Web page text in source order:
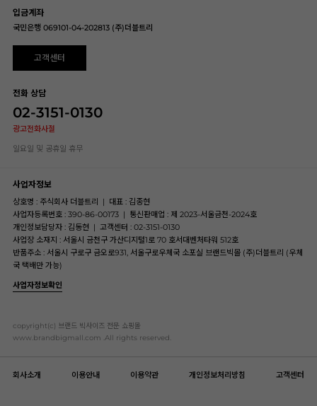
입금계좌
국민은행 069101-04-202813 (주)더블트리
고객센터
전화 상담
02-3151-0130
광고전화사절
일요일 및 공휴일 휴무
사업자정보
상호명 : 주식회사 더블트리 | 대표 : 김종현
사업자등록번호 : 390-86-00173 | 통신판매업 : 제 2023-서울금천-2024호
개인정보담당자 : 김동현 | 고객센터 : 02-3151-0130
사업장 소재지 : 서울시 금천구 가산디지털1로 70 호서대벤처타워 512호
반품주소 : 서울시 구로구 금오로931, 서울구로우체국 소포실 브랜드빅몰 (주)더블트리 (우체
국 택배만 가능)
사업자정보확인
copyright(c) 브랜드 빅사이즈 전문 쇼핑몰
www.brandbigmall.com .All rights reserved.
회사소개 이용안내 이용약관 개인정보처리방침 고객센터